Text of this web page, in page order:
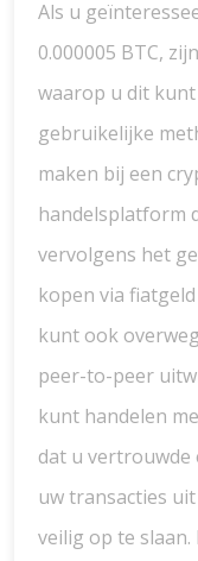
Als u
0.000005 BTC,
waarop u dit kunt
gebruikelijke
maken bij een
handelsplatform
vervolgens het
kopen via
kunt ook
peer-to-peer
kunt handelen
dat u
uw transacties
veilig op te